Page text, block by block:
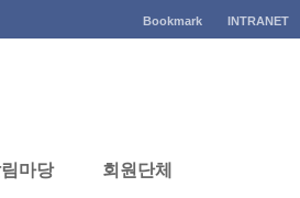
Bookmark INTRANET
마당 회원단체